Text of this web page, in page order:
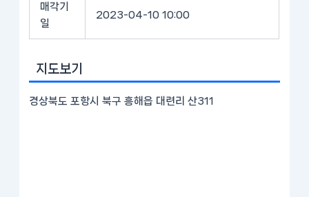
매각기
일
2023-04-10 10:00
지도보기
경상북도 포항시 북구 흥해읍 대련리 산311